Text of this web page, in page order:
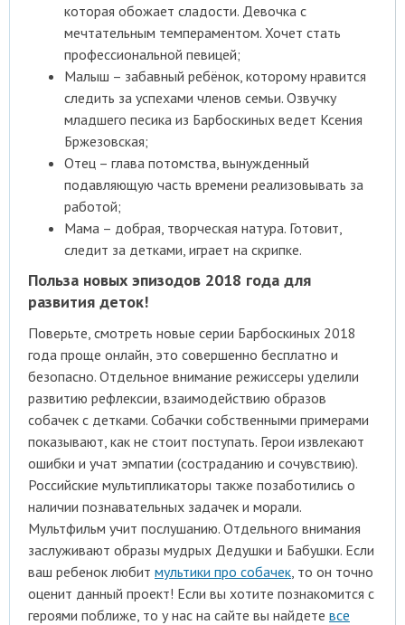
которая обожает сладости. Девочка с
мечтательным темпераментом. Хочет стать
профессиональной певицей;
Малыш – забавный ребёнок, которому нравится
следить за успехами членов семьи. Озвучку
младшего песика из Барбоскиных ведет Ксения
Бржезовская;
Отец – глава потомства, вынужденный
подавляющую часть времени реализовывать за
работой;
Мама – добрая, творческая натура. Готовит,
следит за детками, играет на скрипке.
Польза новых эпизодов 2018 года для
развития деток!
Поверьте, смотреть новые серии Барбоскиных 2018
года проще онлайн, это совершенно бесплатно и
безопасно. Отдельное внимание режиссеры уделили
развитию рефлексии, взаимодействию образов
собачек с детками. Собачки собственными примерами
показывают, как не стоит поступать. Герои извлекают
ошибки и учат эмпатии (состраданию и сочувствию).
Российские мультипликаторы также позаботились о
наличии познавательных задачек и морали.
Мультфильм учит послушанию. Отдельного внимания
заслуживают образы мудрых Дедушки и Бабушки. Если
ваш ребенок любит мультики про собачек , то он точно
оценит данный проект! Если вы хотите познакомится с
героями поближе, то у нас на сайте вы найдете все